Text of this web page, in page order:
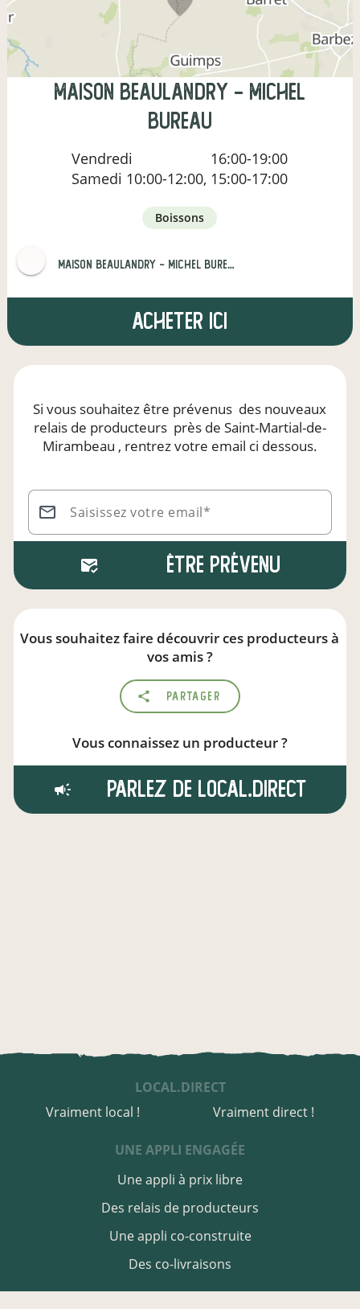
Maison Beaulandry - Michel
BUREAU
Vendredi
16:00-19:00
Samedi 10:00-12:00, 15:00-17:00
boissons
Maison Beaulandry - Michel BUREAU et Fils
Acheter ici
Si vous souhaitez être prévenus des nouveaux
relais de producteurs près de Saint-Martial-de-
Mirambeau , rentrez votre email ci dessous.
Saisissez votre email*
Être prévenu
Vous souhaitez faire découvrir ces producteurs à
vos amis ?
Partager
Vous connaissez un producteur ?
Parlez de local.direct
LOCAL.DIRECT
Vraiment local !
Vraiment direct !
UNE APPLI ENGAGÉE
Une appli à prix libre
Des relais de producteurs
Des co-livraisons
Une appli co-construite